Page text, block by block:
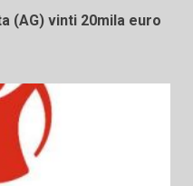
(AG) vinti 20mila euro